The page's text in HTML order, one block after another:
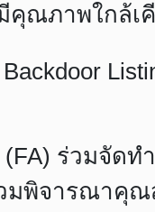
คุณภาพใกล้เ
ร่วมจัด
มพิจารณาคุ